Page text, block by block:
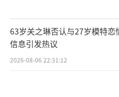
63岁关之琳否认与27岁模特恋
信息引发热议
2026-08-06 22:31:12